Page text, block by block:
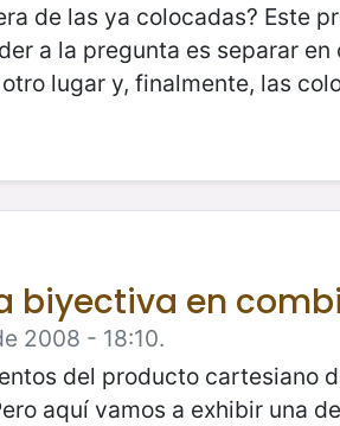
de las ya colocadas? Este
a la pregunta es separar
lugar y, finalmente, las
biyectiva en
2008 - 18:10.
del producto cartesiano
aquí vamos a exhibir una